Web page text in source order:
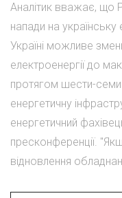
Аналітик вважає, що
напади на українську
Україні можливе
електроенергії до
протягом шести-семи
енергетичну
енергетичний
пресконференції.
відновлення